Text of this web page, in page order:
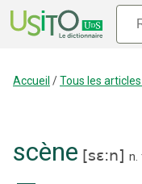
Accueil /Tous les
scène [sɛ:n] n.